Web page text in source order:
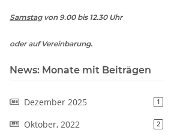
Samstagvon 9.00 bis 12.30 Uhr
oder auf Vereinbarung.
News: Monate mit Beiträgen
Dezember 2025 1
Oktober, 2022 2